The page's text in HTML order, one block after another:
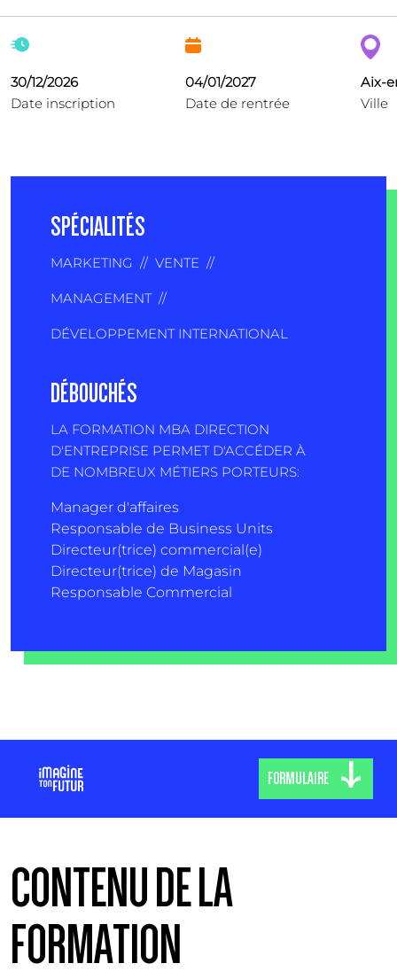
30/12/2026
Date inscription
04/01/2027
Date de rentrée
Aix-
Ville
SPÉCIALITÉS
MARKETING // VENTE //
MANAGEMENT //
DÉVELOPPEMENT INTERNATIONAL
DÉBOUCHÉS
LA FORMATION MBA DIRECTION
D'ENTREPRISE PERMET D'ACCÉDER À
DE NOMBREUX MÉTIERS PORTEURS:
Manager d'affaires
Responsable de Business Units
Directeur(trice) commercial(e)
Directeur(trice) de Magasin
Responsable Commercial
FORMULAIRE
CONTENU DE LA
FORMATION